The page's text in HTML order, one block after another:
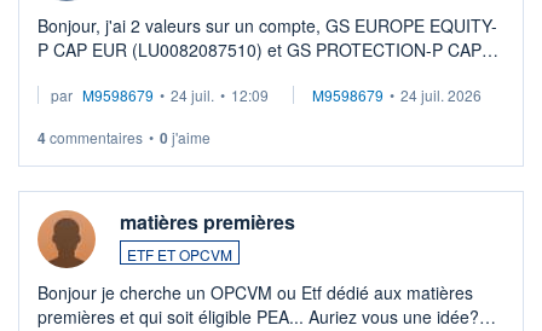
Bonjour, j'ai 2 valeurs sur un compte, GS EUROPE EQUITY-
P CAP EUR (LU0082087510) et GS PROTECTION-P CAP
veux procéder à la vente, on me signale ...
par M9598679 • 24 juil. • 12:09 M9598679 • 24 juil. 2026
4commentaires • 0j'aime
matières premières
ETF ET OPCVM
Bonjour je cherche un OPCVM ou Etf dédié aux matières
premières et qui soit éligible PEA... Auriez vous une idée?